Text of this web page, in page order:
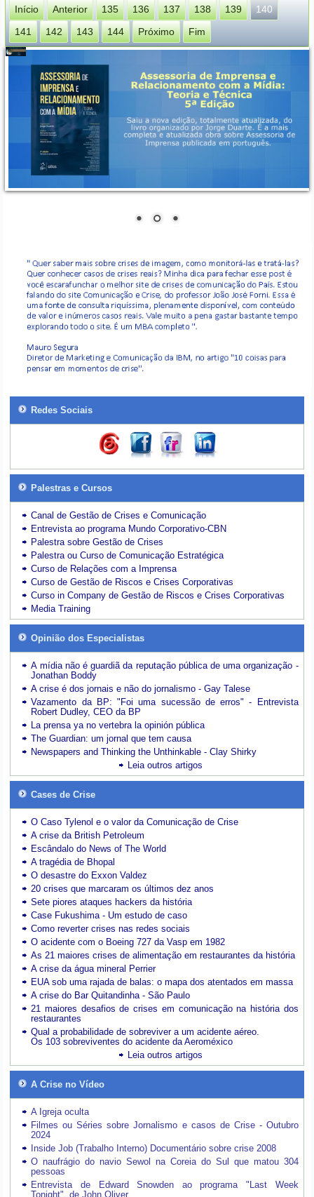
Início Anterior 135 136 137 138 139
140
141
142 143 144 Próximo Fim
Redes Sociais
Palestras e Cursos
Canal de Gestão de Crises e Comunicação
Entrevista ao programa Mundo Corporativo-CBN
Palestra sobre Gestão de Crises
Palestra ou Curso de Comunicação Estratégica
Curso de Relações com a Imprensa
Curso de Gestão de Riscos e Crises Corporativas
Curso in Company de Gestão de Riscos e Crises Corporativas
Media Training
Opinião dos Especialistas
A mídia não é guardiã da reputação pública de uma organização -
Jonathan Boddy
A crise é dos jornais e não do jornalismo - Gay Talese
Vazamento da BP: "Foi uma sucessão de erros" - Entrevista
Robert Dudley, CEO da BP
La prensa ya no vertebra la opinión pública
The Guardian: um jornal que tem causa
Newspapers and Thinking the Unthinkable - Clay Shirky
Leia outros artigos
Cases de Crise
O Caso Tylenol e o valor da Comunicação de Crise
A crise da British Petroleum
Escândalo do News of The World
A tragédia de Bhopal
O desastre do Exxon Valdez
20 crises que marcaram os últimos dez anos
Sete piores ataques hackers da história
Case Fukushima - Um estudo de caso
Como reverter crises nas redes sociais
O acidente com o Boeing 727 da Vasp em 1982
As 21 maiores crises de alimentação em restaurantes da história
A crise da água mineral Perrier
EUA sob uma rajada de balas: o mapa dos atentados em massa
A crise do Bar Quitandinha - São Paulo
21 maiores desafios de crises em comunicação na história dos
restaurantes
Qual a probabilidade de sobreviver a um acidente aéreo.
Os 103 sobreviventes do acidente da Aeroméxico
Leia outros artigos
A Crise no Vídeo
A Igreja oculta
Filmes ou Séries sobre Jornalismo e casos de Crise - Outubro
2024
Inside Job (Trabalho Interno) Documentário sobre crise 2008
O naufrágio do navio Sewol na Coreia do Sul que matou 304
pessoas
Entrevista de Edward Snowden ao programa "Last Week
Tonight", de John Oliver